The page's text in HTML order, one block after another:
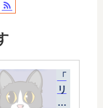
「
リ
ー